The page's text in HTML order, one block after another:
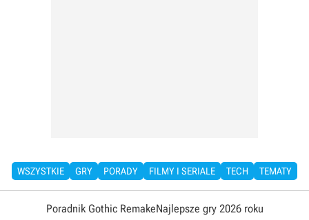
WSZYSTKIE GRY PORADY FILMY I SERIALE TECH TEMATY
Poradnik Gothic RemakeNajlepsze gry 2026 roku